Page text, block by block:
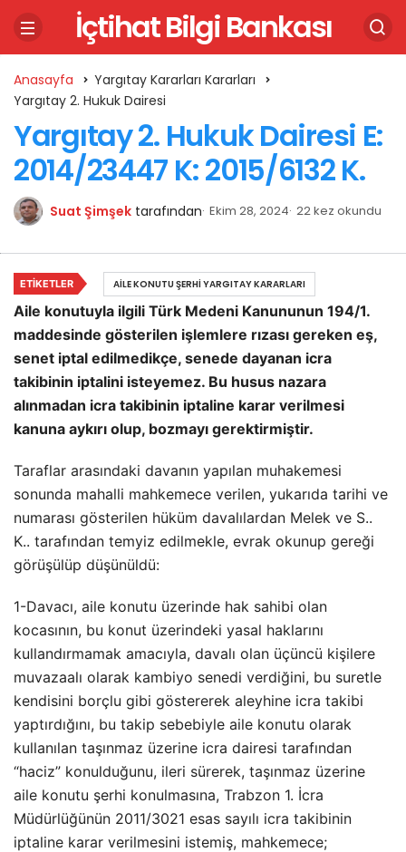
İçtihat Bilgi Bankası
Anasayfa
Yargıtay Kararları Kararları
Yargıtay 2. Hukuk Dairesi
Yargıtay 2. Hukuk Dairesi E:
2014/23447 K: 2015/6132 K.
Suat Şimşek tarafından Ekim 28, 2024 22 kez okundu
Aile konutuyla ilgili Türk Medeni Kanununun 194/1.
maddesinde gösterilen işlemlere rızası gereken eş,
senet iptal edilmedikçe, senede dayanan icra
takibinin iptalini isteyemez. Bu husus nazara
alınmadan icra takibinin iptaline karar verilmesi
kanuna aykırı olup, bozmayı gerektirmiştir.
Taraflar arasındaki davanın yapılan muhakemesi
sonunda mahalli mahkemece verilen, yukarıda tarihi ve
numarası gösterilen hüküm davalılardan Melek ve S..
K.. tarafından temyiz edilmekle, evrak okunup gereği
görüşülüp düşünüldü:
1-Davacı, aile konutu üzerinde hak sahibi olan
kocasının, bu konut üzerindeki yasal haklarını
kullandırmamak amacıyla, davalı olan üçüncü kişilere
muvazaalı olarak kambiyo senedi verdiğini, bu suretle
kendisini borçlu gibi göstererek aleyhine icra takibi
yaptırdığını, bu takip sebebiyle aile konutu olarak
kullanılan taşınmaz üzerine icra dairesi tarafından
“haciz” konulduğunu, ileri sürerek, taşınmaz üzerine
aile konutu şerhi konulmasına, Trabzon 1. İcra
Müdürlüğünün 2011/3021 esas sayılı icra takibinin
iptaline karar verilmesini istemiş, mahkemece;
ETIKETLER AILE KONUTU ŞERHI YARGITAY KARARLARI